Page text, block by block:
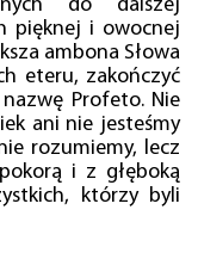
do dalszej
pięknej i owocnej
ambona Słowa
eteru, zakończyć
Profeto. Nie
ani nie jesteśmy
rozumiemy, lecz
i z głęboką
którzy byli